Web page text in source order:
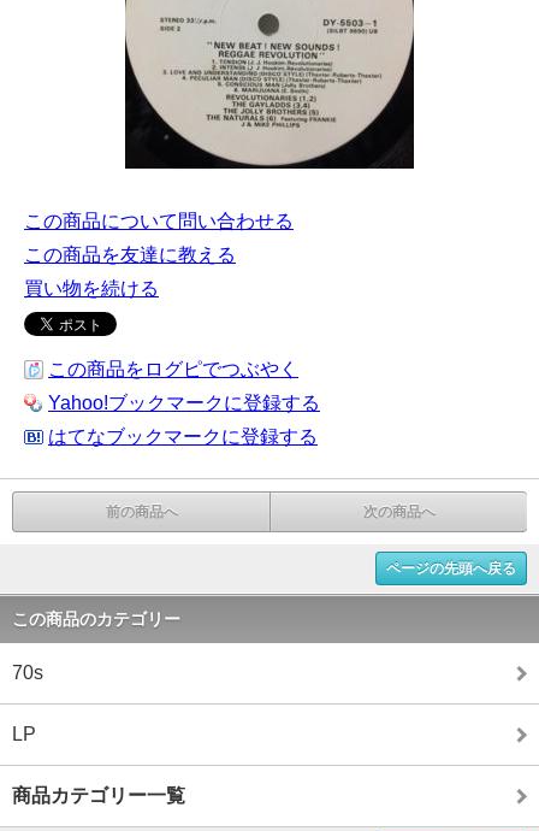
この商品について問い合わせる
この商品を友達に教える
買い物を続ける
この商品をログピでつぶやく
Yahoo!ブックマークに登録する
はてなブックマークに登録する
前の商品へ 次の商品へ
ページの先頭へ戻る
この商品のカテゴリー
70s
LP
商品カテゴリー一覧